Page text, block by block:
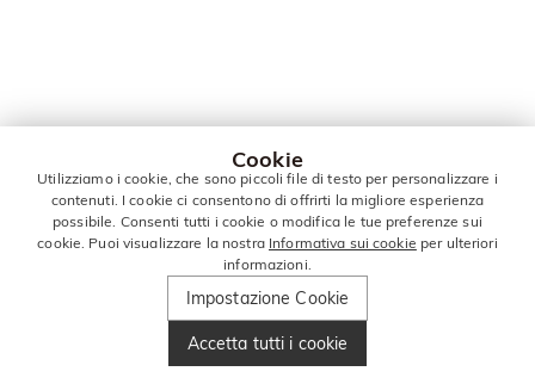
Cookie
Utilizziamo i cookie, che sono piccoli file di testo per personalizzare i
contenuti. I cookie ci consentono di offrirti la migliore esperienza
possibile. Consenti tutti i cookie o modifica le tue preferenze sui
cookie. Puoi visualizzare la nostra Informativa sui cookie per ulteriori
informazioni.
Impostazione Cookie
Accetta tutti i cookie